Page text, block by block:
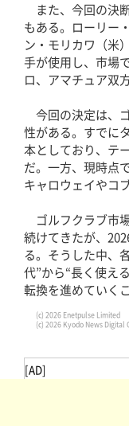
また、今回の決
もある。ローリー
ン・モリカワ（米
手が使用し、市場
ロ、アマチュア双
今回の決定は、
性がある。すでに
本としており、テ
だ。一方、現時点
キャロウェイやコ
ゴルフクラブ市
続けてきたが、
る。そうした中、
代”から“長く使え
転換を進めていく
(c) 2026 Enetpulse Limited
(c) 2026 Kyodo News Digital
[AD]